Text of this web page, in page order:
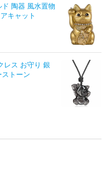
陶器 風水置物
キャット
レス お守り 銀
トーン